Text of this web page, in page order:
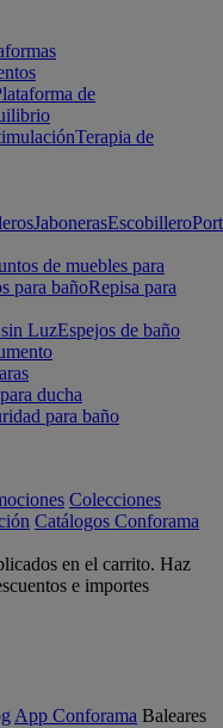
de
Terapia de
JabonerasEscobillero
de muebles para
para bañoRepisa para
LuzEspejos de baño
ducha
para baño
Colecciones
Catálogos Conforama
en el carrito. Haz
e importes
App Conforama Baleares